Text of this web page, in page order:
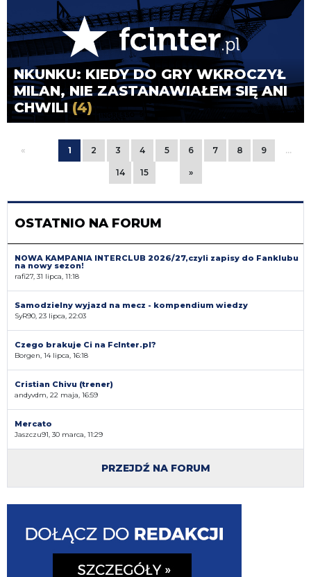
NKUNKU: KIEDY DO GRY WKROCZYŁ
MILAN, NIE ZASTANAWIAŁEM SIĘ ANI
CHWILI (4)
« 1 2 3 4 5 6 7 8 9 …
14 15 »
OSTATNIO NA FORUM
NOWA KAMPANIA INTERCLUB 2026/27,czyli zapisy do Fanklubu
na nowy sezon!
rafi27, 31 lipca, 11:18
Samodzielny wyjazd na mecz - kompendium wiedzy
SyR90, 23 lipca, 22:03
Czego brakuje Ci na FcInter.pl?
Borgen, 14 lipca, 16:18
Cristian Chivu (trener)
andyvdm, 22 maja, 16:59
Mercato
Jaszczu91, 30 marca, 11:29
PRZEJDŹ NA FORUM